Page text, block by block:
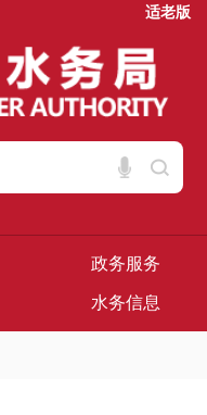
适老版
政务服务
水务信息